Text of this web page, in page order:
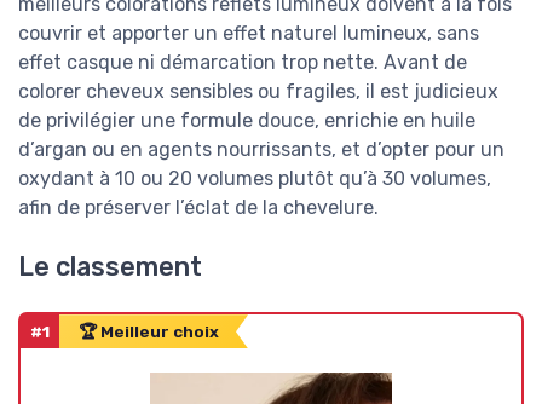
couvrir et apporter un effet naturel lumineux, sans
effet casque ni démarcation trop nette. Avant de
colorer cheveux sensibles ou fragiles, il est judicieux
de privilégier une formule douce, enrichie en huile
d’argan ou en agents nourrissants, et d’opter pour un
oxydant à 10 ou 20 volumes plutôt qu’à 30 volumes,
afin de préserver l’éclat de la chevelure.
Le classement
#1 🏆 Meilleur choix